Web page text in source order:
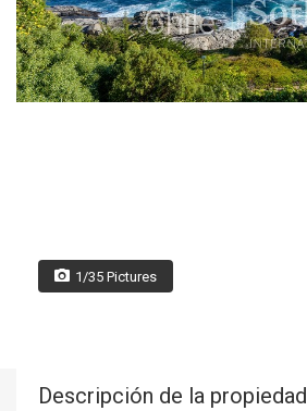
1/35 Pictures
Descripción de la propiedad